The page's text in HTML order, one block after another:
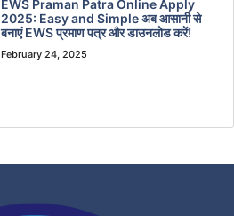
EWS Praman Patra Online Apply
2025: Easy and Simple अब आसानी से
बनाएं EWS प्रमाण पत्र और डाउनलोड करें!
February 24, 2025